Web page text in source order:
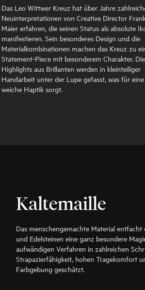
Das Leo Wittwer Kreuz hat über Jahre
Neuinterpretationen von Creative Director
Maier erfahren, die seinen Status als absolute
manifestieren. Sein besonderes Design und die
Materialkombinationen machen das Kreuz zu
Statement-Piece mit besonderem Charakter. Die
Highlights aus Brillanten werden in kleinteiliger
Handarbeit unter der Lupe gefasst, was für eine
weiche Haptik sorgt.
Kaltemaille
Das menschengemachte Material
und Edelsteinen eine ganz besondere
aufwändigen Verfahren in zahlreichen
Strapazierfähigkeit, hohen Tragekomfort
Farbgebung geschätzt.